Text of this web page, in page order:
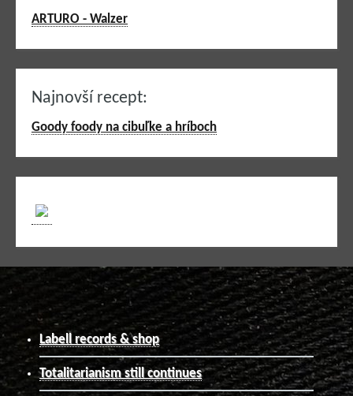
ARTURO - Walzer
Najnovší recept:
Goody foody na cibuľke a hríboch
Labell records & shop
Totalitarianism still continues